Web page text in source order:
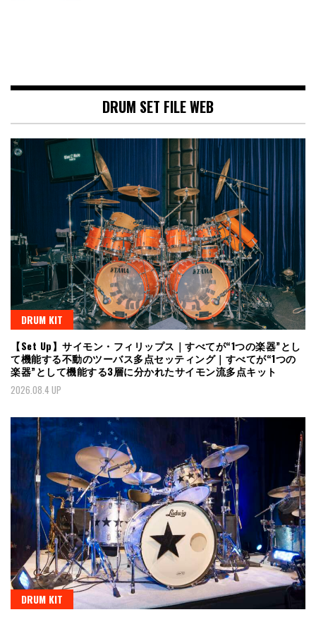
DRUM SET FILE WEB
DRUM KIT
【Set Up】サイモン・フィリップス｜すべてが“1つの楽器”とし
て機能する不動のツーバス多点セッティング｜すべてが“1つの
楽器”として機能する3層に分かれたサイモン流多点キット
2026.08.4 UP
DRUM KIT